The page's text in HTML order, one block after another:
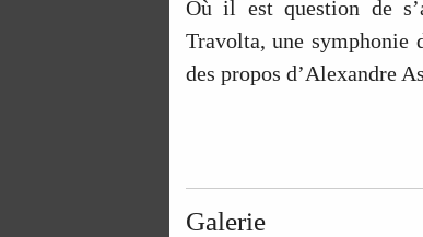
Où il est question de
Travolta, une symphonie
des propos d’Alexandre
Galerie